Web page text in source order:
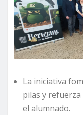
La iniciativa
pilas y
el alumnado.